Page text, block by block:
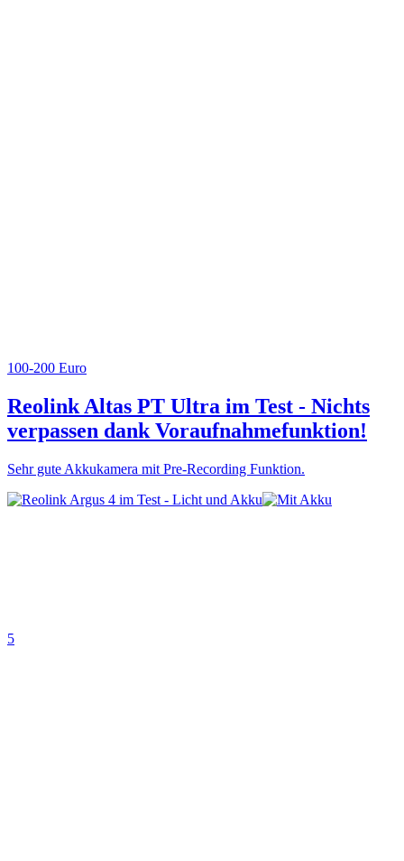
100-200 Euro
Reolink Altas PT Ultra im Test - Nichts
verpassen dank Voraufnahmefunktion!
Sehr gute Akkukamera mit Pre-Recording Funktion.
5